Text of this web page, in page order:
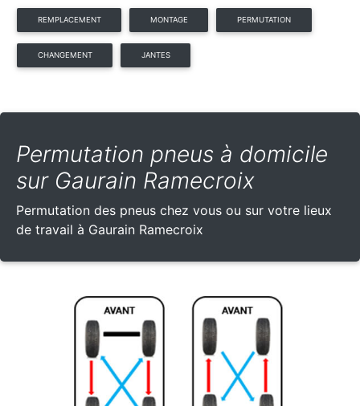
REMPLACEMENT MONTAGE PERMUTATION
CHANGEMENT JANTES
Permutation pneus à domicile
sur Gaurain Ramecroix
Permutation des pneus chez vous ou sur votre lieux
de travail à Gaurain Ramecroix